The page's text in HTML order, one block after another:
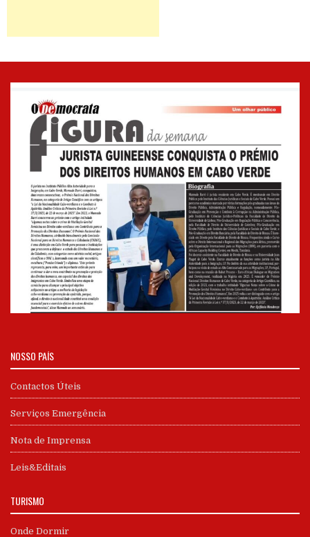
NOSSO PAÍS
Contactos Úteis
Serviços Emergência
Nota de Imprensa
Leis&Editais
TURISMO
Onde Dormir